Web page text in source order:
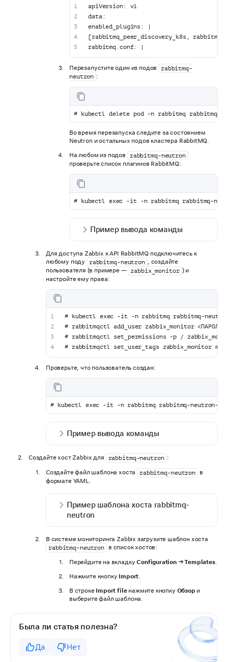
apiVersion: v1
data:
enabled_plugins: |
[rabbitmq_peer_discovery_k8s,
rabbitmq.conf: |
Перезапустите один из подов
rabbitmq-
neutron :
# kubectl delete pod -n rabbitmq rabbitmq-
Во время перезапуска следите за состоянием
Neutron и остальных подов кластера RabbitMQ.
На любом из подов
rabbitmq-neutron
проверьте список плагинов RabbitMQ:
# kubectl exec -it -n rabbitmq rabbitmq-
Пример вывода команды
Для доступа Zabbix к API RabbitMQ подключитесь к
любому поду
rabbitmq-neutron , создайте
пользователя (в примере — zabbix_monitor ) и
настройте ему права:
# kubectl exec -it -n rabbitmq rabbitmq-
# rabbitmqctl add_user zabbix_monitor <ПАРОЛЬ>
# rabbitmqctl set_permissions -p /
# rabbitmqctl set_user_tags zabbix_monitor
Проверьте, что пользователь создан:
# kubectl exec -it -n rabbitmq rabbitmq-neutron-
Пример вывода команды
Создайте хост Zabbix для rabbitmq-neutron :
Создайте файл шаблона хоста rabbitmq-neutron
в
формате YAML.
Пример шаблона хоста rabbitmq-
neutron
В системе мониторинга Zabbix загрузите шаблон хоста
rabbitmq-neutron
в список хостов:
Перейдите на вкладкуConfiguration → Templates.
Нажмите кнопку Import
В строке Import fileнажмите кнопку Обзор и
выберите файл шаблона.
Была ли статья полезна?
Да Нет